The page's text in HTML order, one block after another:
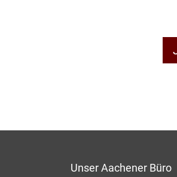
Unser Aachener Büro